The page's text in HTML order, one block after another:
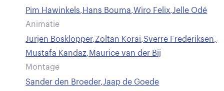
Pim Hawinkels,Hans Bouma,Wiro Felix,Jelle Odé
Animatie
Jurjen Bosklopper,Zoltan Korai,Sverre Frederiksen,
Mustafa Kandaz,Maurice van der Bij
Montage
Sander den Broeder,Jaap de Goede